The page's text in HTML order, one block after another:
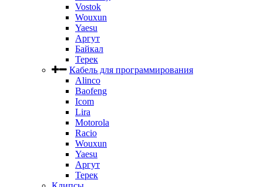
Vostok
Wouxun
Yaesu
Аргут
Байкал
Терек
Кабель для программирования
Alinco
Baofeng
Icom
Lira
Motorola
Racio
Wouxun
Yaesu
Аргут
Терек